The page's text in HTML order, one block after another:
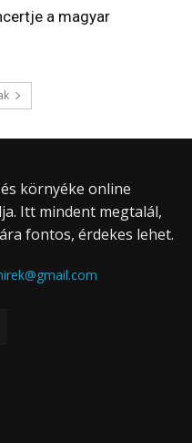
a magyar
környéke online
Itt mindent megtalál,
fontos, érdekes lehet.